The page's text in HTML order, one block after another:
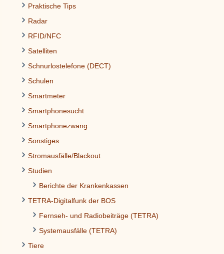
Praktische Tips
Radar
RFID/NFC
Satelliten
Schnurlostelefone (DECT)
Schulen
Smartmeter
Smartphonesucht
Smartphonezwang
Sonstiges
Stromausfälle/Blackout
Studien
Berichte der Krankenkassen
TETRA-Digitalfunk der BOS
Fernseh- und Radiobeiträge (TETRA)
Systemausfälle (TETRA)
Tiere